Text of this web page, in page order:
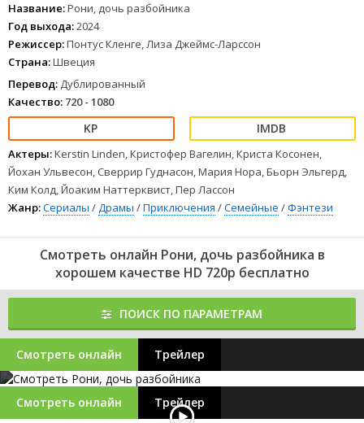
Название:Рони, дочь разбойника
Год выхода:2024
Режиссер:Понтус Кленге, Лиза Джеймс-Ларссон
Страна:Швеция
Перевод: Дублированный
Качество: 720 - 1080
Актеры:Kerstin Linden, Кристофер Вагелин, Криста Косонен,
Йохан Ульвесон, Сверрир Гуднасон, Мария Нора, Бьорн Эльгерд,
Ким Колд, Йоаким Наттерквист, Пер Лассон
Жанр:Сериалы /Драмы /Приключения /Семейные /Фэнтези
Смотреть онлайн Рони, дочь разбойника в
хорошем качестве HD 720p бесплатно
ПОИСК ПО ПАРАМЕТРАМ
Смотреть онлайн Трейлер
Смотреть онлайн Трейлер